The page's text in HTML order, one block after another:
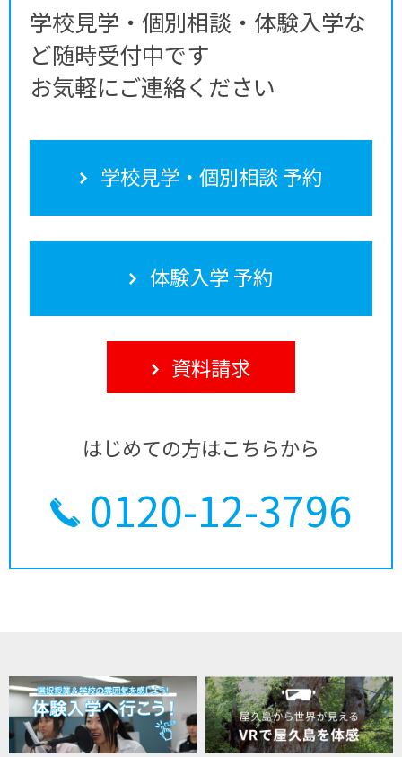
学校見学・個別相談・体験入学な
ど随時受付中です
お気軽にご連絡ください
学校見学・個別相談 予約
体験入学 予約
資料請求
はじめての方はこちらから
0120-12-3796